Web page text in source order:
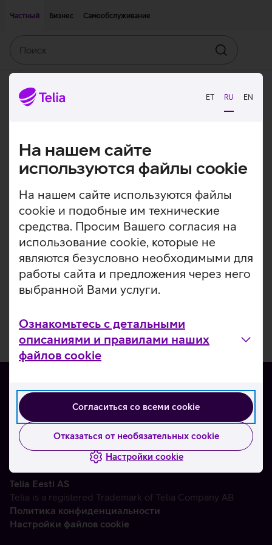
ET RU EN
На нашем сайте
используются файлы cookie
На нашем сайте используются файлы
cookie и подобные им технические
средства. Просим Вашего согласия на
использование cookie, которые не
являются безусловно необходимыми для
работы сайта и предложения через него
выбранной Вами услуги.
Ознакомьтесь с детальными
описаниями и правилами наших
файлов cookie
Согласиться со всеми cookie
Отказаться от необязательных cookie
Настройки cookie
Частный
Бизнес Самообслуживание
Искать
О нас
Контакты
Партнерам
Telia Eesti AS
Telia is a registered Trademark of Telia Company AB
Политика конфиденциальности
Настройки файлов cookie